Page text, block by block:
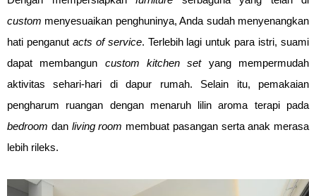
custom menyesuaikan penghuninya, Anda sudah menyenangkan
hati penganut acts of service. Terlebih lagi untuk para istri, suami
dapat membangun custom kitchen setyang mempermudah
aktivitas sehari-hari di dapur rumah. Selain itu, pemakaian
pengharum ruangan dengan menaruh lilin aroma terapi pada
bedroom danliving room membuat pasangan serta anak merasa
lebih rileks.